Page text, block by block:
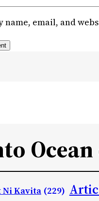
name, email, and
Kavita (229)